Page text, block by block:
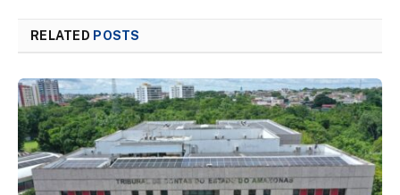
RELATED POSTS